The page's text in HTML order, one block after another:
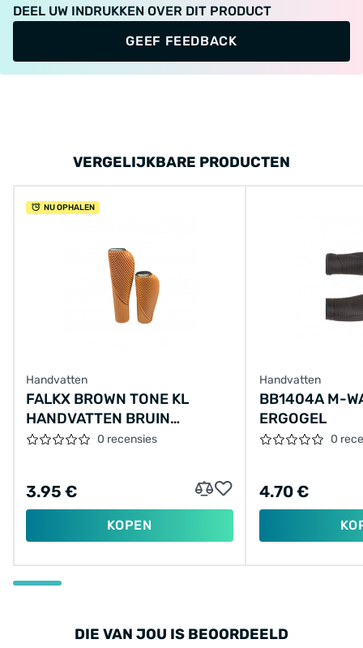
DEEL UW INDRUKKEN OVER DIT PRODUCT
GEEF FEEDBACK
VERGELIJKBARE PRODUCTEN
NU OPHALEN
Handvatten
FALKX BROWN TONE KL
HANDVATTEN BRUIN
92/135MM0 recensies
3.95 €
KOPEN
Handvatten
BB1404A M-WAVE HANDVAT
ERGOGEL
0
4.70 €
DIE VAN JOU IS BEOORDEELD